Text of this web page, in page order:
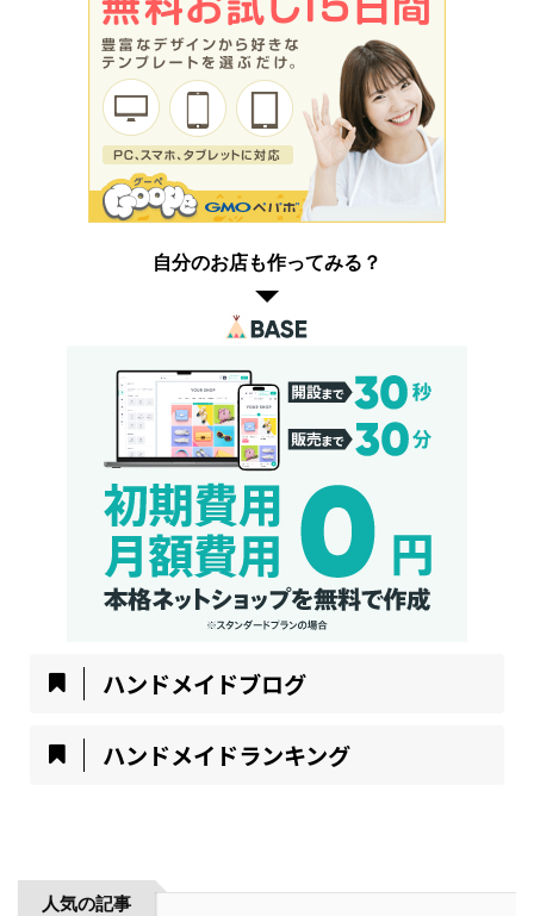
自分のお店も作ってみる？
ハンドメイドブログ
ハンドメイドランキング
人気の記事